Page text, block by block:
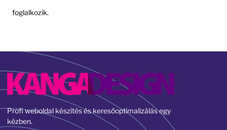
foglalkozik.
Profi weboldal készítés és keresőoptimalizálás egy
kézben.